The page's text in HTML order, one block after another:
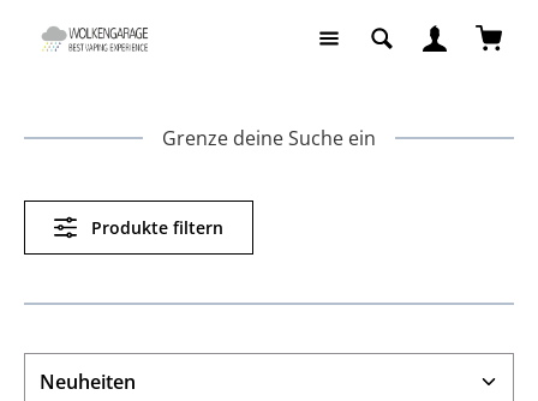
Zum Hauptinhalt springen
Grenze deine Suche ein
Produkte filtern